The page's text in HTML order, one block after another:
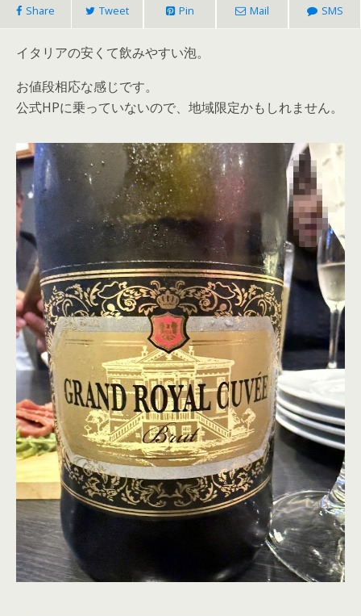
Share Tweet Pin Mail SMS
イタリアの安くて飲みやすい泡。
お値段相応な感じです。
公式HPに乗っていないので、地域限定かもしれません。